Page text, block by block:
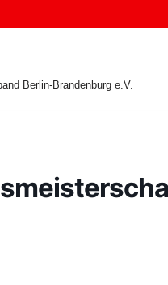
Berlin-Brandenburg e.V.